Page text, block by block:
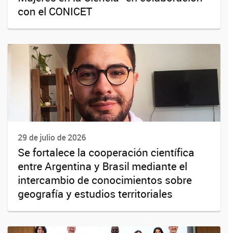
con el CONICET
29 de julio de 2026
Se fortalece la cooperación científica
entre Argentina y Brasil mediante el
intercambio de conocimientos sobre
geografía y estudios territoriales